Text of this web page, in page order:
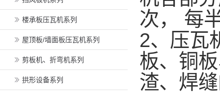
次， 每
2、压瓦
板、铜
渣、焊
楼承板压瓦机系列
屋顶板/墙面板压瓦机系列
剪板机、折弯机系列
拱形设备系列